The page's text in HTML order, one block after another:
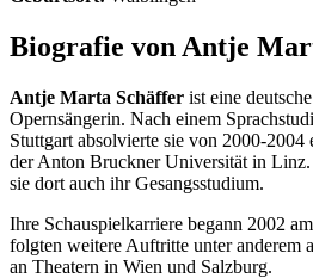
Biografie von Antje
Antje Marta Schäffer ist eine
Opernsängerin. Nach einem
Stuttgart absolvierte sie von 2000-2004
der Anton Bruckner Universität in
sie dort auch ihr Gesangsstudium.
Ihre Schauspielkarriere begann 2002
folgten weitere Auftritte unter anderem
an Theatern in Wien und Salzburg.